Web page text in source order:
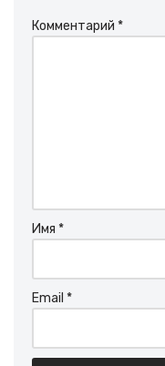
Комментарий *
Имя *
Email *